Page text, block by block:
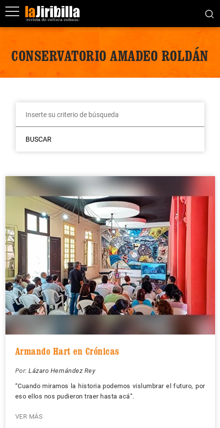
CONSERVATORIO AMADEO ROLDÁN
BUSCAR
Armando Hart en Crónicas
Por: Lázaro Hernández Rey
“Cuando miramos la historia podemos vislumbrar el futuro, por
eso ellos nos pudieron traer hasta acá”.
VER MÁS